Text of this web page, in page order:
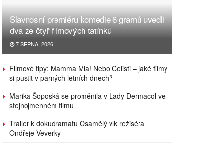
Slavnosní premiéru komedie 6 gramů uvedli
dva ze čtyř filmových tatínků
7 SRPNA, 2026
Filmové tipy: Mamma Mia! Nebo Čelisti – jaké filmy
si pustit v parných letních dnech?
Marika Šoposká se proměnila v Lady Dermacol ve
stejnojmenném filmu
Trailer k dokudramatu Osamělý vlk režiséra
Ondřeje Veverky